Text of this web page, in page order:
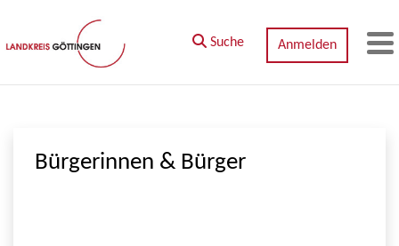
Zum Hauptinhalt springen
Suche Anmelden
Bürgerinnen & Bürger